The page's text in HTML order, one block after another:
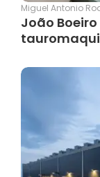
Miguel Antonio
João